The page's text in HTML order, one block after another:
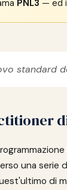
PNL3 — ed
standard
una serie
di